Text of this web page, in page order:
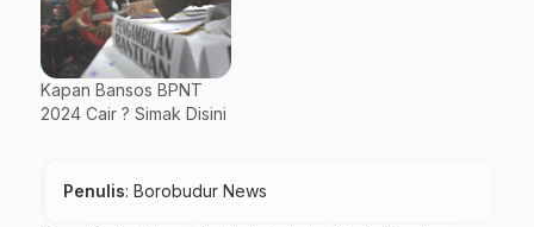
Kapan Bansos BPNT
2024 Cair ? Simak Disini
Penulis: Borobudur News